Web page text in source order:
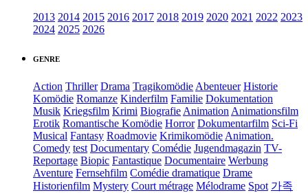
2013 2014 2015 2016 2017 2018 2019 2020 2021 2022 2023
2024 2025 2026
GENRE
Action Thriller Drama TragikomödieAbenteuer Historie
Komödie Romanze Kinderfilm Familie Dokumentation
Musik Kriegsfilm Krimi BiografieAnimationAnimationsfilm
Erotik Romantische Komödie Horror Dokumentarfilm Sci-Fi
Musical Fantasy Roadmovie KrimikomödieAnimation.
Comedy test Documentary Comédie Jugendmagazin TV-
Reportage Biopic Fantastique Documentaire Werbung
Aventure Fernsehfilm Comédie dramatique Drame
Historienfilm Mystery Court métrage Mélodrame Spot 가족